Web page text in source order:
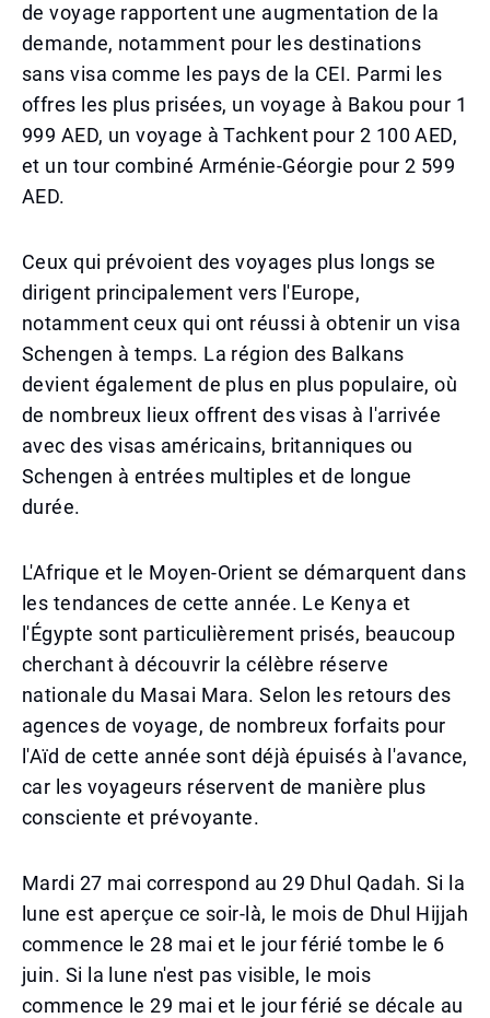
de voyage rapportent une augmentation de la
demande, notamment pour les destinations
sans visa comme les pays de la CEI. Parmi les
offres les plus prisées, un voyage à Bakou pour 1
999 AED, un voyage à Tachkent pour 2 100 AED,
et un tour combiné Arménie-Géorgie pour 2 599
AED.
Ceux qui prévoient des voyages plus longs se
dirigent principalement vers l'Europe,
notamment ceux qui ont réussi à obtenir un visa
Schengen à temps. La région des Balkans
devient également de plus en plus populaire, où
de nombreux lieux offrent des visas à l'arrivée
avec des visas américains, britanniques ou
Schengen à entrées multiples et de longue
durée.
L'Afrique et le Moyen-Orient se démarquent dans
les tendances de cette année. Le Kenya et
l'Égypte sont particulièrement prisés, beaucoup
cherchant à découvrir la célèbre réserve
nationale du Masai Mara. Selon les retours des
agences de voyage, de nombreux forfaits pour
l'Aïd de cette année sont déjà épuisés à l'avance,
car les voyageurs réservent de manière plus
consciente et prévoyante.
Mardi 27 mai correspond au 29 Dhul Qadah. Si la
lune est aperçue ce soir-là, le mois de Dhul Hijjah
commence le 28 mai et le jour férié tombe le 6
juin. Si la lune n'est pas visible, le mois
commence le 29 mai et le jour férié se décale au